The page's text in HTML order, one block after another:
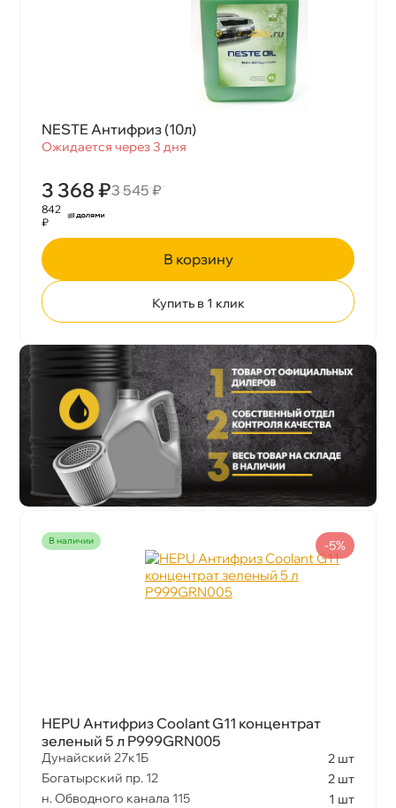
NESTE Антифриз (10л)
Ожидается через 3 дня
3 368 ₽3 545 ₽
842
₽
корзину
Купить в 1 клик
наличии
HEPU Антифриз Coolant G11 концентрат
зеленый 5 л P999GRN005
Дунайский 27к1Б
2 шт
Богатырский пр. 12
2 шт
н. Обводного канала 115
1 шт
-5%